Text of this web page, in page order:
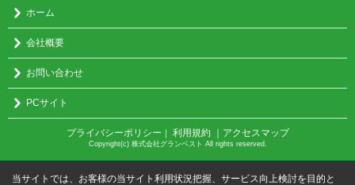
ホーム
会社概要
お問い合わせ
PCサイト
プライバシーポリシー ｜ 利用規約 ｜アクセスマップ
Copyright(c) 株式会社グランベスト All rights reserved.
当サイトでは、お客様の当サイト利用状況把握、サービス向上検討を目的と